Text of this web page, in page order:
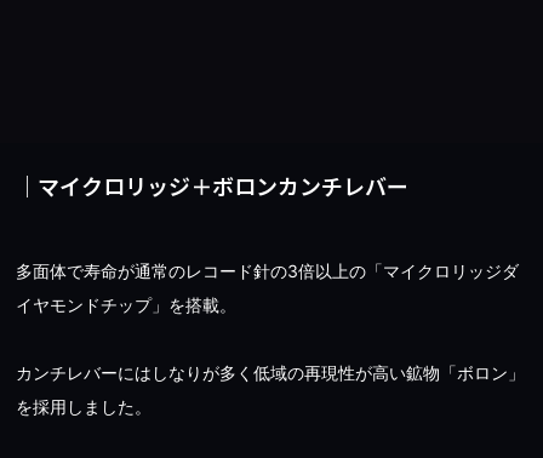
｜マイクロリッジ＋ボロンカンチレバー
多面体で寿命が通常のレコード針の3倍以上の「マイクロリッジダ
イヤモンドチップ」を搭載。
カンチレバーにはしなりが多く低域の再現性が高い鉱物「ボロン」
を採用しました。